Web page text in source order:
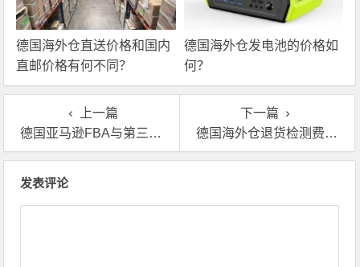
德国海外仓直送价格和国内
直邮价格有何不同？
德国海外仓发电池的价格如
何？
上一篇
德国亚马逊FBA与第三方德国海外仓的比较？
下一篇
德国海外仓退货检测费用怎么算？
发表评论